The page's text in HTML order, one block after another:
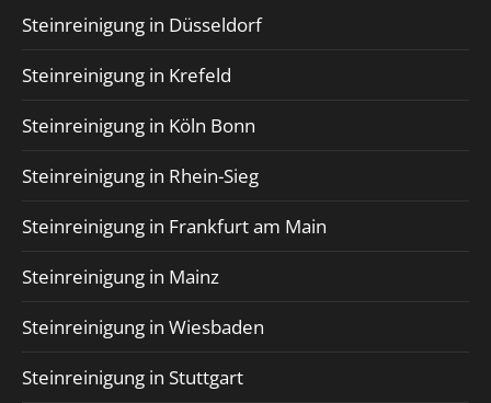
Steinreinigung in Düsseldorf
Steinreinigung in Krefeld
Steinreinigung in Köln Bonn
Steinreinigung in Rhein-Sieg
Steinreinigung in Frankfurt am Main
Steinreinigung in Mainz
Steinreinigung in Wiesbaden
Steinreinigung in Stuttgart